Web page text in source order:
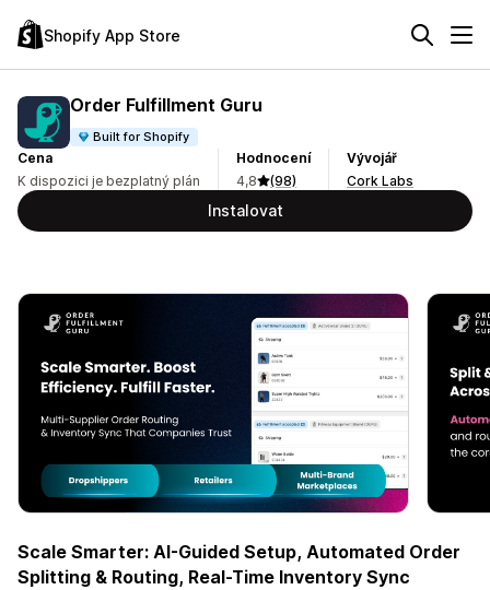
Shopify App Store
Order Fulfillment Guru
Built for Shopify
Cena
K dispozici je bezplatný plán
Hodnocení
4,8
(98)
Vývojář
Cork Labs
Instalovat
Scale Smarter: AI-Guided Setup, Automated Order
Splitting & Routing, Real-Time Inventory Sync